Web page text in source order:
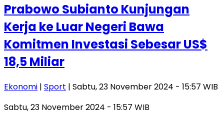
Prabowo Subianto Kunjungan
Kerja ke Luar Negeri Bawa
Komitmen Investasi Sebesar US$
18,5 Miliar
Ekonomi | Sport | Sabtu, 23 November 2024 - 15:57 WIB
Sabtu, 23 November 2024 - 15:57 WIB